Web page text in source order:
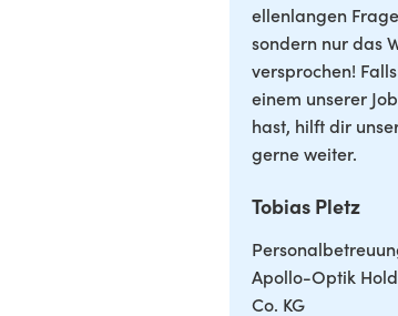
ellenlangen
sondern nur das
versprochen!
einem unserer
hast, hilft dir
gerne weiter.
Tobias Pletz
Apollo-Optik
Co. KG